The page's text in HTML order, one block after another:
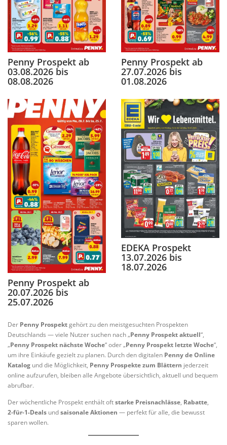
Penny Prospekt ab
03.08.2026 bis
08.08.2026
Penny Prospekt ab
27.07.2026 bis
01.08.2026
Penny Prospekt ab
20.07.2026 bis
25.07.2026
EDEKA Prospekt
13.07.2026 bis
18.07.2026
Der Penny Prospektgehört zu den meistgesuchten Prospekten
Deutschlands — viele Nutzer suchen nach „Penny Prospekt aktuell“,
„Penny Prospekt nächste Woche“ oder „Penny Prospekt letzte Woche“,
um ihre Einkäufe gezielt zu planen. Durch den digitalen Penny de Online
Katalog und die Möglichkeit, Penny Prospekte zum Blättern jederzeit
online aufzurufen, bleiben alle Angebote übersichtlich, aktuell und bequem
abrufbar.
Der wöchentliche Prospekt enthält oftstarke Preisnachlässe, Rabatte,
2‑für‑1-Deals undsaisonale Aktionen — perfekt für alle, die bewusst
sparen wollen.